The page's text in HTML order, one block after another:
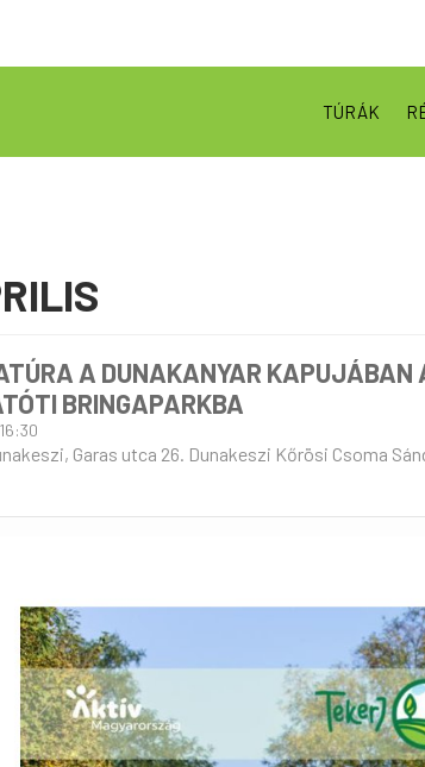
TÚRÁK
A DUNAKANYAR KAPUJÁBAN
BRINGAPARKBA
Garas utca 26. Dunakeszi Kőrösi Csoma